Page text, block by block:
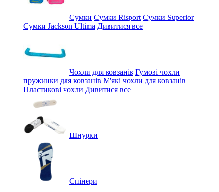
Сумки Сумки Risport Сумки Superior
Сумки Jackson Ultima Дивитися все
Чохли для ковзанів Гумові чохли
пружинки для ковзанів М'які чохли для ковзанів
Пластикові чохли Дивитися все
Шнурки
Спінери